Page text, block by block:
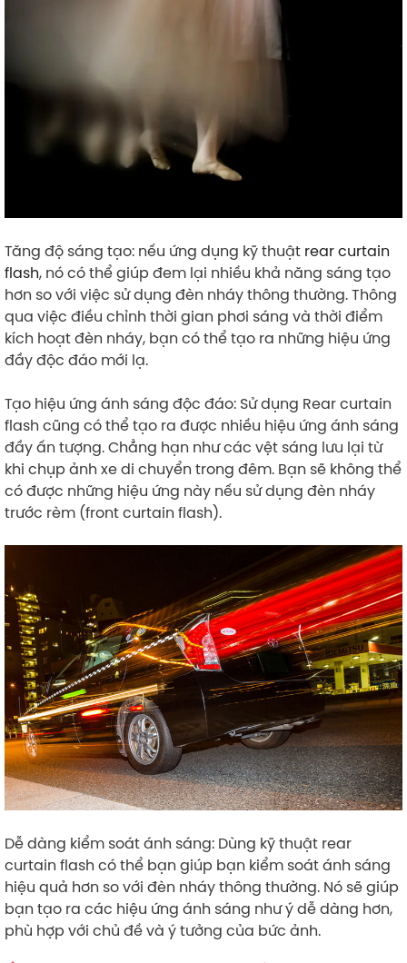
Tăng độ sáng tạo: nếu ứng dụng kỹ thuật rear curtain
flash, nó có thể giúp đem lại nhiều khả năng sáng tạo
hơn so với việc sử dụng đèn nháy thông thường. Thông
qua việc điều chỉnh thời gian phơi sáng và thời điểm
kích hoạt đèn nháy, bạn có thể tạo ra những hiệu ứng
đầy độc đáo mới lạ.
Tạo hiệu ứng ánh sáng độc đáo: Sử dụng Rear curtain
flash cũng có thể tạo ra được nhiều hiệu ứng ánh sáng
đầy ấn tượng. Chẳng hạn như các vệt sáng lưu lại từ
khi chụp ảnh xe di chuyển trong đêm. Bạn sẽ không thể
có được những hiệu ứng này nếu sử dụng đèn nháy
trước rèm (front curtain flash).
Dễ dàng kiểm soát ánh sáng: Dùng kỹ thuật rear
curtain flash có thể bạn giúp bạn kiểm soát ánh sáng
hiệu quả hơn so với đèn nháy thông thường. Nó sẽ giúp
bạn tạo ra các hiệu ứng ánh sáng như ý dễ dàng hơn,
phù hợp với chủ đề và ý tưởng của bức ảnh.